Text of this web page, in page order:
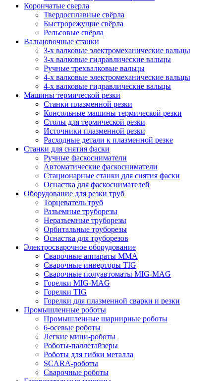
Корончатые сверла
Твердосплавные свёрла
Быстрорежущие свёрла
Рельсовые свёрла
Вальцовочные станки
3-х валковые электромеханические вальцы
3-х валковые гидравлические вальцы
Ручные трехвалковые вальцы
4-х валковые электромеханические вальцы
4-х валковые гидравлические вальцы
Машины термической резки
Станки плазменной резки
Консольные машины термической резки
Столы для термической резки
Источники плазменной резки
Расходные детали к плазменной резке
Станки для снятия фаски
Ручные фаскосниматели
Автоматические фаскосниматели
Стационарные станки для снятия фаски
Оснастка для фаскоснимателей
Оборудование для резки труб
Торцеватель труб
Разъемные труборезы
Неразъемные труборезы
Орбитальные труборезы
Оснастка для труборезов
Электросварочное оборудование
Сварочные аппараты MMA
Сварочные инверторы TIG
Сварочные полуавтоматы MIG-MAG
Горелки MIG-MAG
Горелки TIG
Горелки для плазменной сварки и резки
Промышленные роботы
Промышленные шарнирные роботы
6-осевые роботы
Легкие мини-роботы
Роботы-паллетайзеры
Роботы для гибки металла
SCARA-роботы
Сварочные роботы